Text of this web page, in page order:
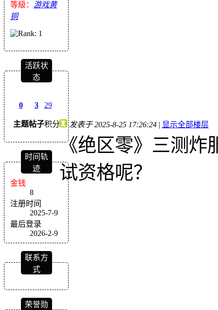
等級： 游戏黄
铜
活跃状
态
0
主题
3
帖子
29
积分
时间轨
迹
金钱
8
注册时间
2025-7-9
最后登录
2026-2-9
联系方
式
荣誉勋
发表于 2025-8-25 17:26:24 | 显示全部楼层
《绝区零》三测炸
试资格呢？